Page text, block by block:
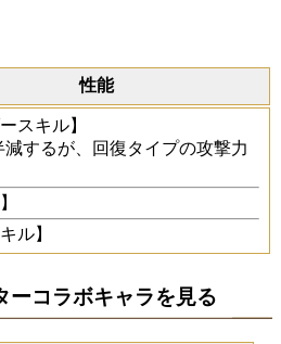
性能
スキル】
減するが、回復タイプの攻撃力
ル】
ーコラボキャラを見る